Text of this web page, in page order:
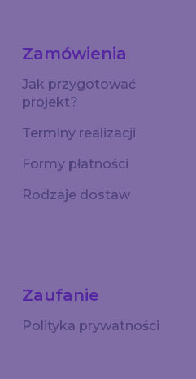
Zaufanie
Polityka prywatności
Zamówienia
Jak przygotować
projekt?
Terminy realizacji
Formy płatności
Rodzaje dostaw